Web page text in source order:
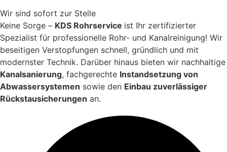
Wir sind sofort zur Stelle
Keine Sorge – KDS Rohrservice ist Ihr zertifizierter
Spezialist für professionelle Rohr- und Kanalreinigung! Wir
beseitigen Verstopfungen schnell, gründlich und mit
modernster Technik. Darüber hinaus bieten wir nachhaltige
Kanalsanierung, fachgerechte Instandsetzung von
Abwassersystemen sowie den Einbau zuverlässiger
Rückstausicherungen an.